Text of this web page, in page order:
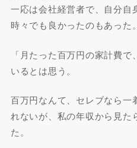
一応は会社経営者で、自分自
時々でも良かったのもあった。
「月たった百万円の家計費
いるとは思う。
百万円なんて、セレブなら一
れないが、私の年収から見た
た。